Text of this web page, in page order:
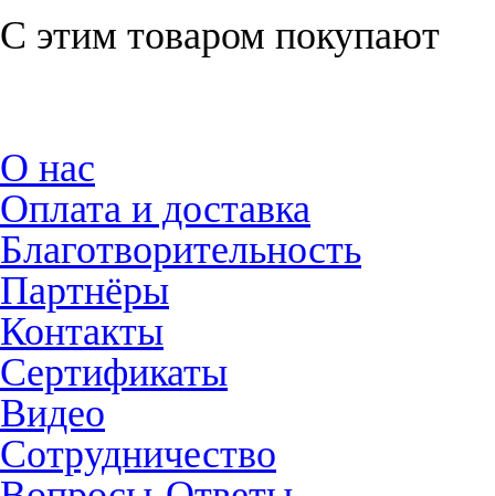
С этим товаром покупают
О нас
Оплата и доставка
Благотворительность
Партнёры
Контакты
Сертификаты
Видео
Сотрудничество